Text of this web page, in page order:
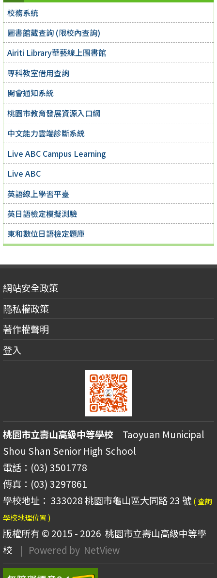
校務系統
圖書館藏查詢 (限校內查詢)
Airiti Library華藝線上圖書館
專科教室借用查詢
開會通知系統
桃園市教育發展資源入口網
中文能力雲端診斷系統
Live ABC Campus Learning
Live ABC
英語線上學習平臺
英日語檢定模擬測驗
東和數位日語檢定題庫
網站安全政策
隱私權政策
著作權聲明
登入
桃園市立壽山高級中等學校 Taoyuan Municipal
Shou Shan Senior High School
電話：(03) 3501778
傳真：(03) 3297861
學校地址： 333028 桃園市龜山區大同路 23 號 ( 查詢
學校地理位置 )
版權所有 © 2015 - 2026 桃園市立壽山高級中等學
校
| Powered by NetView